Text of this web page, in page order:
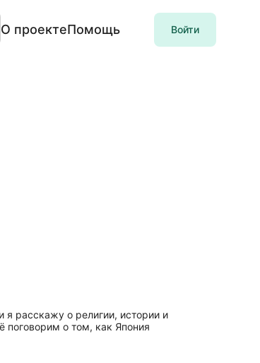
О проектеПомощь Войти
расскажу о религии, истории и
о том, как Япония